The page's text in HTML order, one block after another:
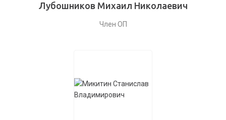
Лубошников Михаил Николаевич
Член ОП